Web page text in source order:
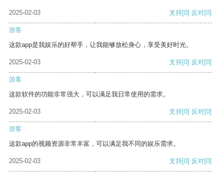
2025-02-03 支持[0] 反对[0]
游客
这款app是我娱乐的好帮手，让我能够放松身心，享受美好时光。
2025-02-03 支持[0] 反对[0]
游客
这款软件的功能非常强大，可以满足我日常使用的需求。
2025-02-03 支持[0] 反对[0]
游客
这款app的视频资源非常丰富，可以满足我不同的娱乐需求。
2025-02-03 支持[0] 反对[0]